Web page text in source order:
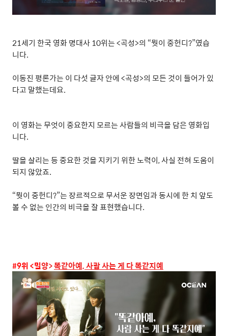
21세기 한국 영화 명대사 10위는<곡성>의 “뭣이 중헌디?”였습
니다.
이동진 평론가는 이 다섯 글자 안에<곡성>의 모든 것이 들어가 있
다고 말했는데요.
이 영화는 무엇이 중요한지 모르는 사람들의 비극을 담은 영화입
니다.
딸을 살리는 등 중요한 것을 지키기 위한 노력이,사실 전혀 도움이
되지 않았죠.
“뭣이 중헌디?”는 장르적으로 무서운 장면임과 동시에 한 치 앞도
볼 수 없는 인간의 비극을 잘 표현했습니다.
#9위<밀양>똑같아예, 사람 사는 게 다 똑같지예